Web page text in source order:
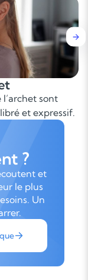
sont
et expressif.
?
et
le plus
Un